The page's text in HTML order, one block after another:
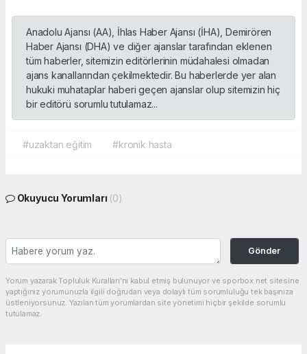
Anadolu Ajansı (AA), İhlas Haber Ajansı (İHA), Demirören
Haber Ajansı (DHA) ve diğer ajanslar tarafından eklenen
tüm haberler, sitemizin editörlerinin müdahalesi olmadan
ajans kanallarından çekilmektedir. Bu haberlerde yer alan
hukuki muhataplar haberi geçen ajanslar olup sitemizin hiç
bir editörü sorumlu tutulamaz...
#uzaktan eğitim #kronik hasta
Okuyucu Yorumları (0)
Gönder
Yorum yazarak Topluluk Kuralları’nı kabul etmiş bulunuyor ve sporbox.net sitesine
yaptığınız yorumunuzla ilgili doğrudan veya dolaylı tüm sorumluluğu tek başınıza
üstleniyorsunuz. Yazılan tüm yorumlardan site yönetimi hiçbir şekilde sorumlu
tutulamaz.